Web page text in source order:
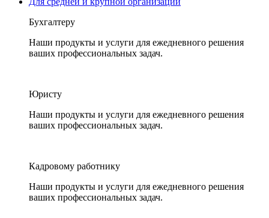
Бухгалтеру
Наши продукты и услуги для ежедневного решения
ваших профессиональных задач.
Юристу
Наши продукты и услуги для ежедневного решения
ваших профессиональных задач.
Кадровому работнику
Наши продукты и услуги для ежедневного решения
ваших профессиональных задач.